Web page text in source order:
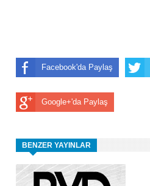
Facebook'da Paylaş
Google+'da Paylaş
BENZER YAYINLAR